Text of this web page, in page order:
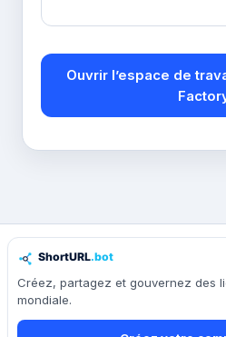
Ouvrir l’espace de
Créez, partagez et gouvernez des
mondiale.